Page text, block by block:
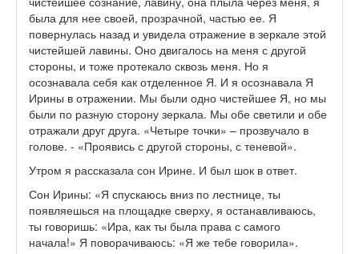
была для нее своей, прозрачной, частью ее. Я
повернулась назад и увидела отражение в зеркале этой
чистейшей лавины. Оно двигалось на меня с другой
стороны, и тоже протекало сквозь меня. Но я
осознавала себя как отделенное Я. И я осознавала Я
Ирины в отражении. Мы были одно чистейшее Я, но мы
были по разную сторону зеркала. Мы обе светили и обе
отражали друг друга. «Четыре точки» – прозвучало в
голове. - «Проявись с другой стороны, с теневой».
Утром я рассказала сон Ирине. И был шок в ответ.
Сон Ирины: «Я спускаюсь вниз по лестнице, ты
появляешься на площадке сверху, я останавливаюсь,
ты говоришь: «Ира, как ты была права с самого
начала!» Я поворачиваюсь: «Я же тебе говорила».